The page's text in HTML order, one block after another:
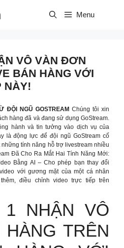
Menu
VÔ VÀN ĐƠN
BÁN HÀNG VỚI
NÀY!
ĐỘI NGŨ GOSTREAM Chúng tôi xin
hàng đã và đang sử dụng GoStream.
hành và tin tưởng vào dịch vụ của
là động lực để đội ngũ GoStream cố
tính năng hỗ trợ livestream nhiều
Đã Cho Ra Mắt Hai Tính Năng Mới:
Bằng AI – Cho phép bạn thay đổi
với gương mặt của một cá nhân
điều chỉnh video trực tiếp trên
1 NHẬN VÔ
TRÊN